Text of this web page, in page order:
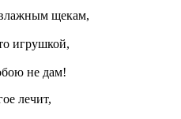
щекам,
игрушкой,
не дам!
лечит,